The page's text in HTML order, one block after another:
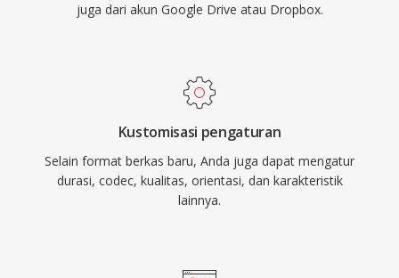
juga dari akun Google Drive atau Dropbox.
Kustomisasi pengaturan
Selain format berkas baru, Anda juga dapat mengatur
durasi, codec, kualitas, orientasi, dan karakteristik
lainnya.